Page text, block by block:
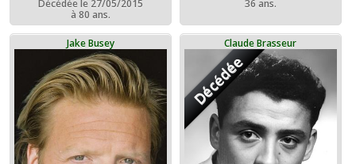
Décédée le 27/05/2015
à 80 ans.
36 ans.
Jake Busey Claude Brasseur
Décédée